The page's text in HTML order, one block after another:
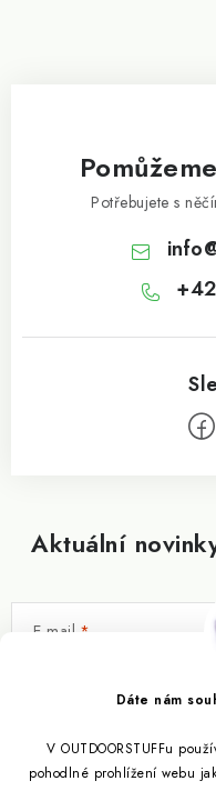
Dáte nám
V OUTDOORSTUFFu
pohodlné prohlížení webu
Aktuální
E-mail
Vložením e-mailu souhlasíte
Potřebujete s
info
Informace pro vás